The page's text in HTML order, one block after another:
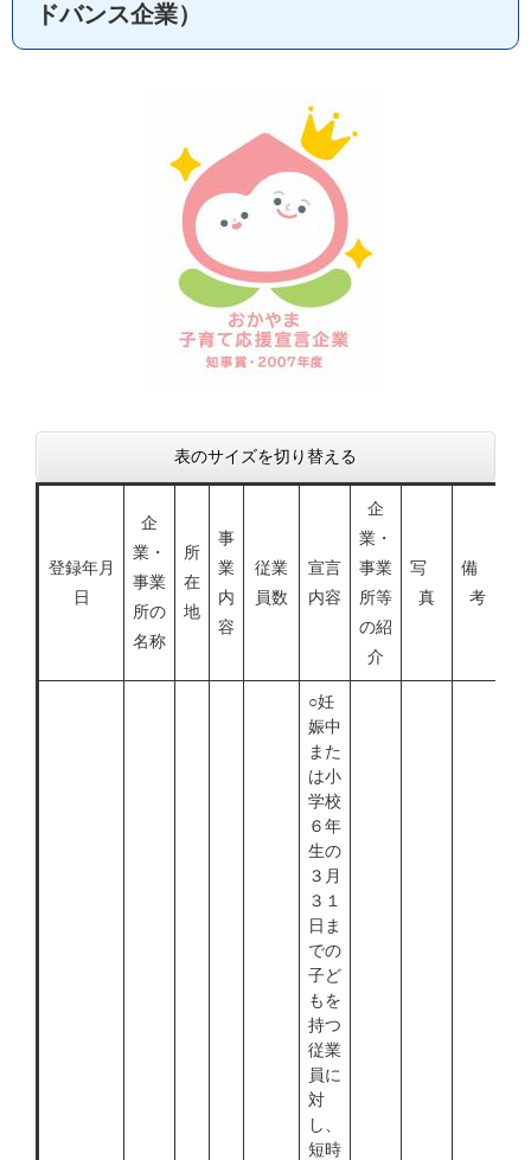
ドバンス企業）
表のサイズを切り替える
登録年月
日
企
業・
事業
所の
名称
所
在
地
事
業
内
容
従業
員数
宣言
内容
企
業・
事業
所等
の紹
介
写
真
備
考
○妊
娠中
また
は小
学校
６年
生の
３月
３１
日ま
での
子ど
もを
持つ
従業
員に
対
し、
短時